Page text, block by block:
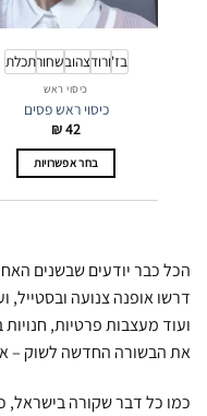
בז'ורודצהובשחורתכלת
כיסוי ראש
כיסוי ראש פסים
₪42
בחר אפשרויות
סוגים.
ניתן
לבחור
את
בעמוד
הכל כבר יודעים שבשנים
דרשו אופנה צנועה ובסטייל,
ועוד מעצבות פרטיות,
את הבשורה החדשה לשוק –
כמו כל דבר שקורה